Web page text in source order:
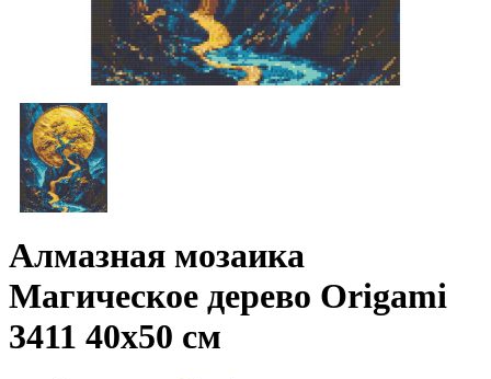
Алмазная мозаика
Магическое дерево Origami
3411 40x50 см